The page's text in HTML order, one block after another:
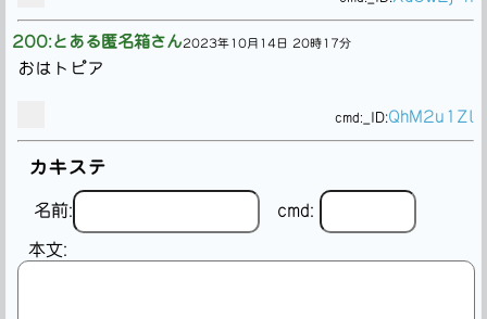
200:とある匿名箱さん2023年10月14日 20時17分
おはトピア
cmd: _ID:QhM2u1Zl
カキステ
名前: cmd:
本文: